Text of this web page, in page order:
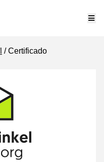
Certificado